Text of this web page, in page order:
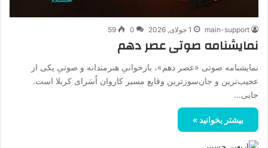
main-support 1 جولای, 2026 0
59
نمایشنامه صوتی عصر دهم
نمایشنامه صوتی «عصر دهم»، بازخوانیِ هنرمندانه و صوتیِ یکی از
عجیب‌ترین و جان‌سوزترین وقایع مسیر کاروان اُسَرای کربلا است.
جایی…
بیشتر بخوانید »